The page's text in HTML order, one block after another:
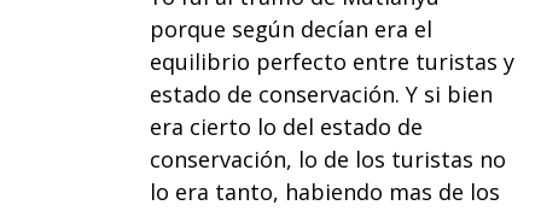
porque según decían era el
equilibrio perfecto entre turistas y
estado de conservación. Y si bien
era cierto lo del estado de
conservación, lo de los turistas no
lo era tanto, habiendo mas de los